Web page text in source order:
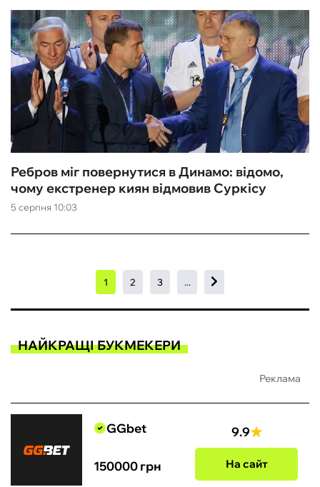
5 серпня 10:03
Ребров міг повернутися в Динамо: відомо,
чому екстренер киян відмовив Суркісу
1 2 3 ...
НАЙКРАЩІ БУКМЕКЕРИ
Реклама
GGbet
150000 грн
9.9
На сайт